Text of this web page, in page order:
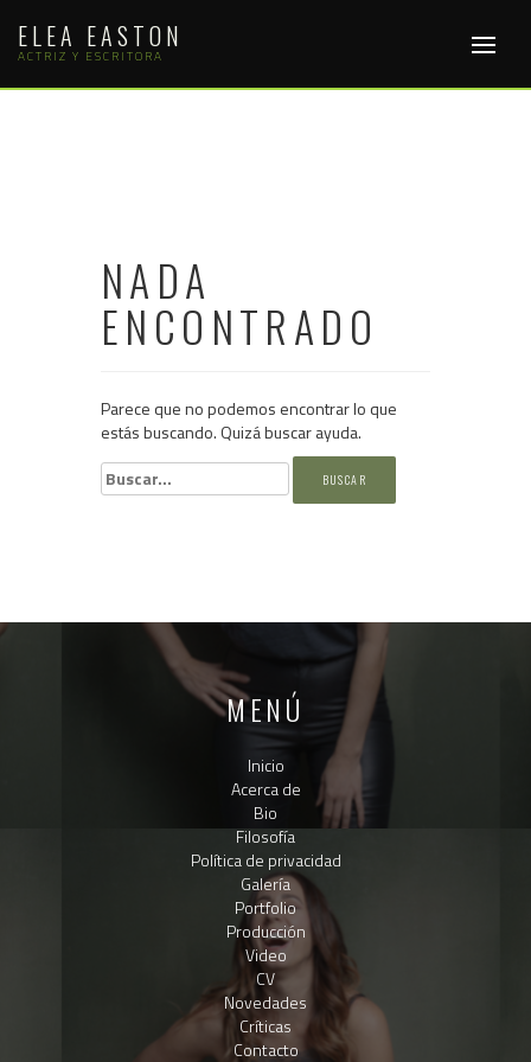
contenido
ELEA EASTON
ACTRIZ Y ESCRITORA
NADA
ENCONTRADO
Parece que no podemos encontrar lo que
estás buscando. Quizá buscar ayuda.
Buscar:
MENÚ
Inicio
Acerca de
Bio
Filosofía
Política de privacidad
Galería
Portfolio
Producción
Video
CV
Novedades
Críticas
Contacto